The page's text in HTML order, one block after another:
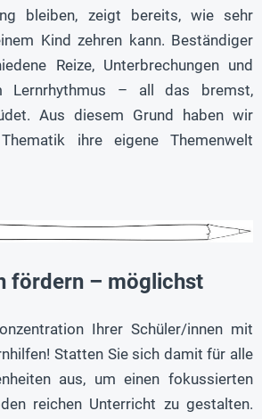
bleiben, zeigt bereits, wie sehr
Kind zehren kann. Beständiger
Reize, Unterbrechungen und
Lernrhythmus – all das bremst,
Aus diesem Grund haben wir
ihre eigene Themenwelt
fördern – möglichst
Ihrer Schüler/innen mit
Statten Sie sich damit für alle
aus, um einen fokussierten
reichen Unterricht zu gestalten.